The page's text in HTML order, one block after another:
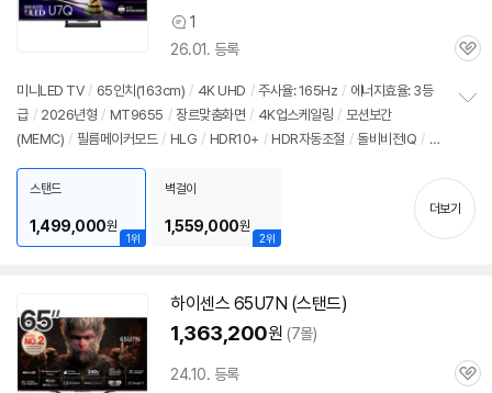
우
할
인
상
품
견
1
26.01. 등록
관
미니LED TV / 65인치 (163cm) / 4K UHD / 주사율: 165Hz / 에너지효율: 3등
급 / 2026년형 / MT9655 / 장르맞춤화면 / 4K업스케일링 / 모션보간
(MEMC) / 필름메이커모드 / HLG / HDR10+ / HDR자동조절 / 돌비비전IQ / 아
VRR(165Hz)
게임모드
기
1위
스탠드
1,499,000원
2위
벽걸이
1,559,000원
더보기
하이센스 65U7N (스탠드)
1,363,200원 (7몰)
24.10. 등록
관